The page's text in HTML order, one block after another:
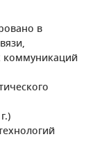
в
коммуникаций